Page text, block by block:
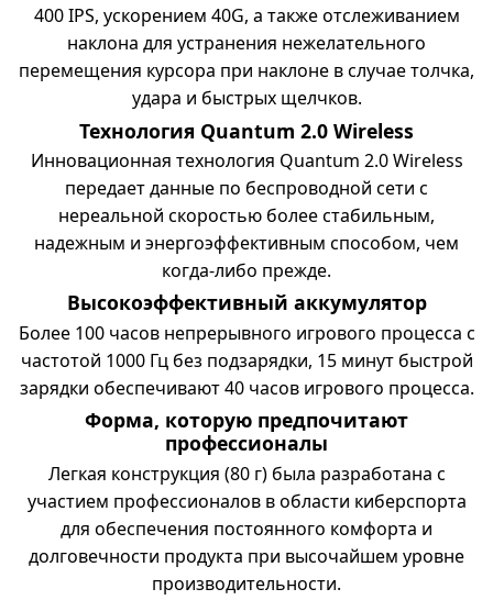
400 IPS, ускорением 40G, а также отслеживанием
наклона для устранения нежелательного
перемещения курсора при наклоне в случае толчка,
удара и быстрых щелчков.
Технология Quantum 2.0 Wireless
Инновационная технология Quantum 2.0 Wireless
передает данные по беспроводной сети с
нереальной скоростью более стабильным,
надежным и энергоэффективным способом, чем
когда-либо прежде.
Высокоэффективный аккумулятор
Более 100 часов непрерывного игрового процесса с
частотой 1000 Гц без подзарядки, 15 минут быстрой
зарядки обеспечивают 40 часов игрового процесса.
Форма, которую предпочитают
профессионалы
Легкая конструкция (80 г) была разработана с
участием профессионалов в области киберспорта
для обеспечения постоянного комфорта и
долговечности продукта при высочайшем уровне
производительности.